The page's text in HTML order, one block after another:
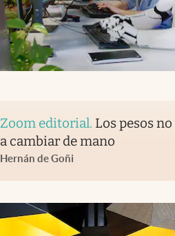
Zoom editorial. Los pesos
a cambiar de mano
Hernán de Goñi